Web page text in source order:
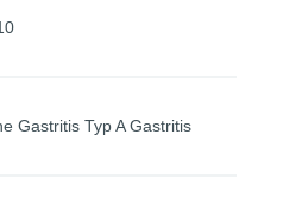
Gastritis Typ A Gastritis